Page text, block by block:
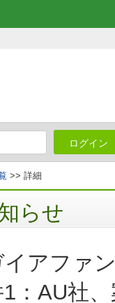
ログイン
>> 詳細
らせ
イアファ
：AU社